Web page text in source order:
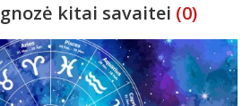
kitai savaitei (0)